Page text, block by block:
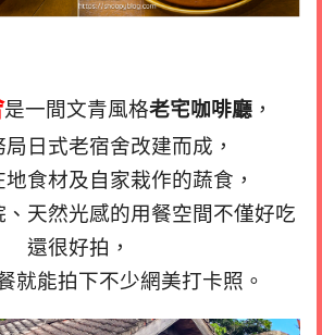
是一間文青風格老宅咖啡廳，
日式老宿舍改建而成，
食材及自家栽作的蔬食，
天然光感的用餐空間不僅好吃
還很好拍，
就能拍下不少網美打卡照。